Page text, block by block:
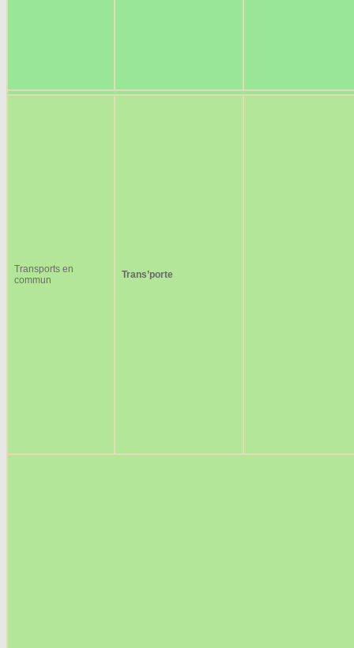
Transports en
commun
Trans’porte